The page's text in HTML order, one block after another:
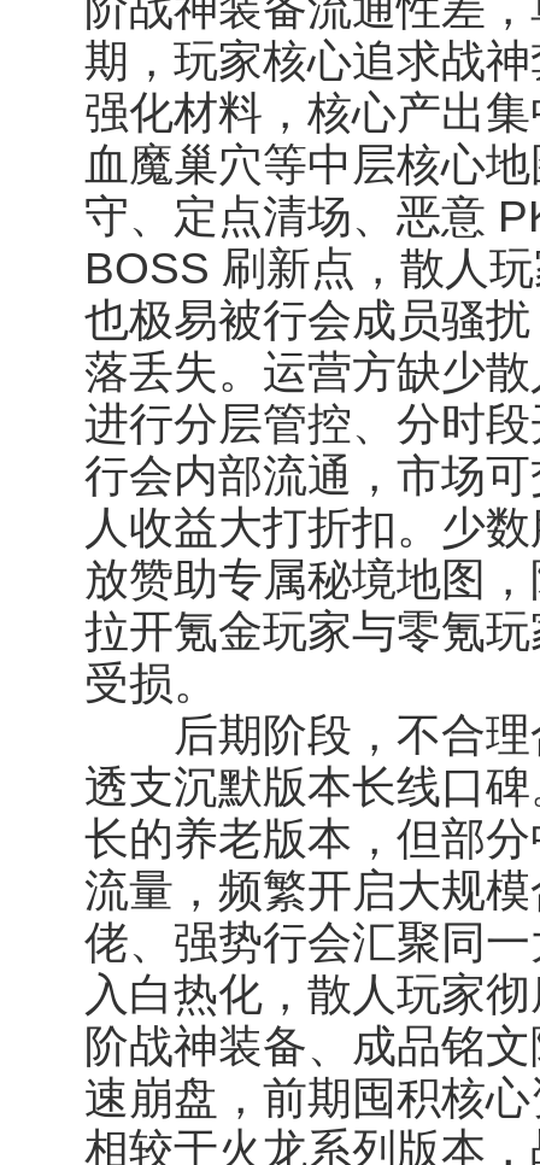
期，玩家核心追求战
强化材料，核心产出
血魔巢穴等中层核心
守、定点清场、恶意
BOSS 刷新点，散人
也极易被行会成员骚
落丢失。运营方缺少
进行分层管控、分时
行会内部流通，市场
人收益大打折扣。少
放赞助专属秘境地图
拉开氪金玩家与零氪
受损。
后期阶段，不合理
透支沉默版本长线口
长的养老版本，但部
流量，频繁开启大规
佬、强势行会汇聚同
入白热化，散人玩家
阶战神装备、成品铭
速崩盘，前期囤积核
相较于火龙系列版本